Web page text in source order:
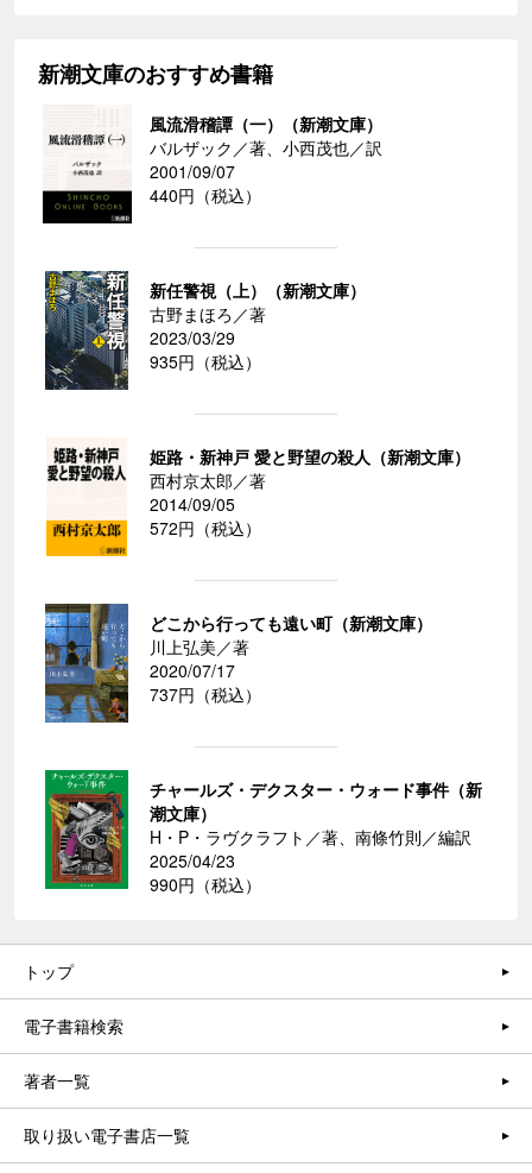
新潮文庫のおすすめ書籍
風流滑稽譚（一）（新潮文庫）
バルザック／著、小西茂也／訳
2001/09/07
440円（税込）
新任警視（上）（新潮文庫）
古野まほろ／著
2023/03/29
935円（税込）
姫路・新神戸 愛と野望の殺人（新潮文庫）
西村京太郎／著
2014/09/05
572円（税込）
どこから行っても遠い町（新潮文庫）
川上弘美／著
2020/07/17
737円（税込）
チャールズ・デクスター・ウォード事件（新
潮文庫）
H・P・ラヴクラフト／著、南條竹則／編訳
2025/04/23
990円（税込）
トップ
電子書籍検索
著者一覧
取り扱い電子書店一覧